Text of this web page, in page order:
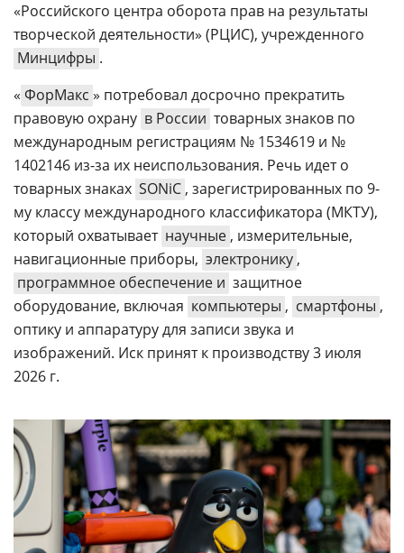
«Российского центра оборота прав на результаты
творческой деятельности» (РЦИС), учрежденного
Минцифры .
« ФорМакс » потребовал досрочно прекратить
правовую охрану в России товарных знаков по
международным регистрациям № 1534619 и №
1402146 из-за их неиспользования. Речь идет о
товарных знаках SONiC , зарегистрированных по 9-
му классу международного классификатора (МКТУ),
который охватывает научные , измерительные,
навигационные приборы, электронику ,
программное обеспечение и защитное
оборудование, включая компьютеры , смартфоны ,
оптику и аппаратуру для записи звука и
изображений. Иск принят к производству 3 июля
2026 г.